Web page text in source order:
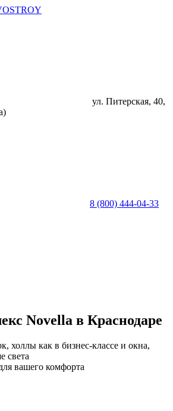
ул. Питерская, 40,
8 (800) 444-04-33
Novella в Краснодаре
холлы как в бизнес-классе и окна,
света
вашего комфорта